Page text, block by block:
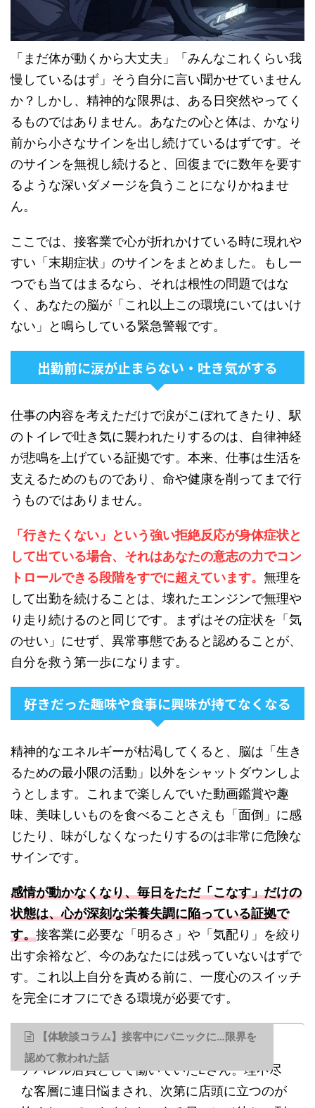
「まだ体が動くから大丈夫」「みんなこれくらい我
慢しているはず」そう自分に言い聞かせていません
か？しかし、精神的な限界は、ある日突然やってく
るものではありません。あなたの心と体は、かなり
前から小さなサインを出し続けているはずです。そ
のサインを無視し続けると、回復までに数年を要す
るような深いダメージを負うことになりかねませ
ん。
ここでは、接客業で心が折れかけている時に現れや
すい「末期症状」のサインをまとめました。もし一
つでも当てはまるなら、それは根性の問題ではな
く、あなたの脳が「これ以上この環境にいてはいけ
ない」と鳴らしている緊急警報です。
出勤前に涙が止まらない・吐き気がする
仕事の内容を考えただけで涙がこぼれてきたり、駅
のトイレで吐き気に襲われたりするのは、自律神経
が悲鳴を上げている証拠です。本来、仕事は生活を
支えるためのものであり、命や健康を削ってまで行
うものではありません。
「行きたくない」という強い拒絶反応が身体症状と
して出ている場合、それはあなたの意志の力でコン
トロールできる段階をすでに超えています。 無理を
して出勤を続けることは、壊れたエンジンで無理や
り走り続けるのと同じです。まずはその症状を「気
のせい」にせず、異常事態であると認めることが、
自分を救う第一歩になります。
好きだった趣味や食事に興味が持てなくなる
精神的なエネルギーが枯渇してくると、脳は「生き
るための最小限の活動」以外をシャットダウンしよ
うとします。これまで楽しんでいた動画鑑賞や趣
味、美味しいものを食べることさえも「面倒」に感
じたり、味がしなくなったりするのは非常に危険な
サインです。
感情が動かなくなり、毎日をただ「こなす」だけの
状態は、心が深刻な栄養失調に陥っている証拠で
す。接客業に必要な「明るさ」や「気配り」を絞り
出す余裕など、今のあなたには残っていないはずで
す。これ以上自分を責める前に、一度心のスイッチ
を完全にオフにできる環境が必要です。
【体験談コラム】接客中にパニックに…限界を
認めて救われた話
アパレル店員として働いていたEさん。理不尽
な客層に連日悩まされ、次第に店頭に立つのが